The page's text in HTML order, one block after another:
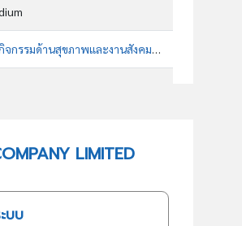
Q : กิจกรรมด้านสุขภาพและงานสังคมสงเคราะห์
ร
นดับธุรกิจในกลุ่มนี้
ยาบาล
LIMITED
บบ